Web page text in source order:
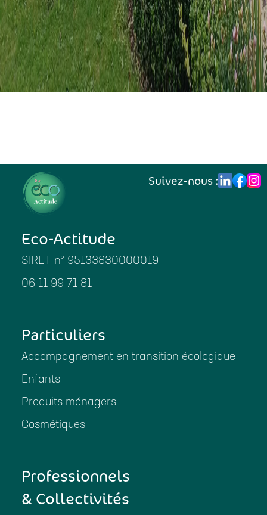
Eco-Actitude
SIRET n° 95133830000019
06 11 99 71 81
Particuliers
Accompagnement en transition écologique
Enfants
Produits ménagers
Cosmétiques
Professionnels
& Collectivités
Suivez-nous :